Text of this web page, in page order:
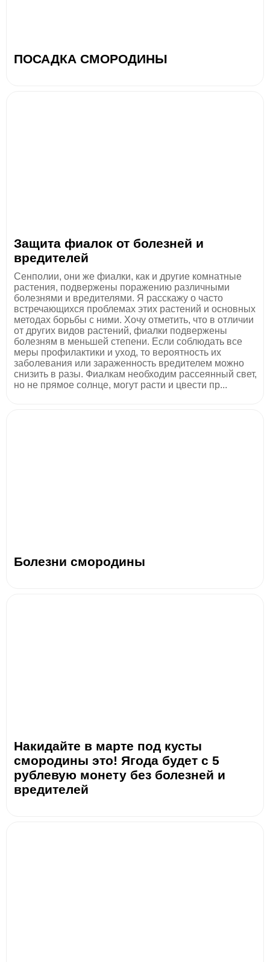
ПОСАДКА СМОРОДИНЫ
Защита фиалок от болезней и
вредителей
Сенполии, они же фиалки, как и другие комнатные
растения, подвержены поражению различными
болезнями и вредителями. Я расскажу о часто
встречающихся проблемах этих растений и основных
методах борьбы с ними. Хочу отметить, что в отличии
от других видов растений, фиалки подвержены
болезням в меньшей степени. Если соблюдать все
меры профилактики и уход, то вероятность их
заболевания или зараженность вредителем можно
снизить в разы. Фиалкам необходим рассеянный свет,
но не прямое солнце, могут расти и цвести пр...
Болезни смородины
Накидайте в марте под кусты
смородины это! Ягода будет с 5
рублевую монету без болезней и
вредителей